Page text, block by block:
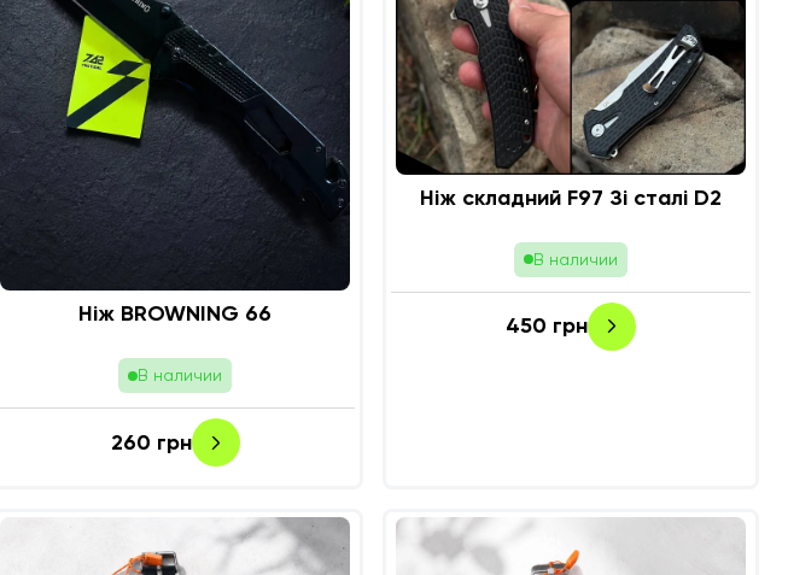
Ніж BROWNING 66
В наличии
260 грн
Ніж складний F97 Зі сталі D2
В наличии
450 грн